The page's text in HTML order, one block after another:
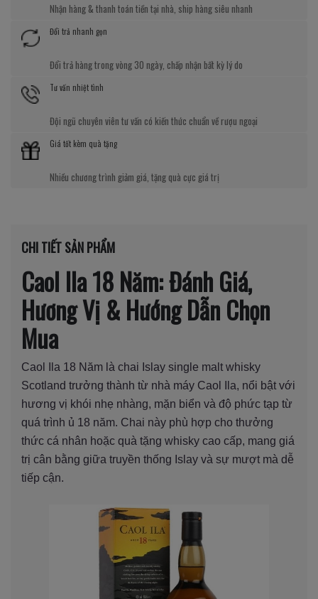
Nhận hàng & thanh toán tiền tại nhà, ship hàng siêu nhanh
Đổi trả nhanh gọn
Đổi trả hàng trong vòng 30 ngày, chấp nhận bất kỳ lý do
Tư vấn nhiệt tình
Đội ngũ chuyên viên tư vấn có kiến thức chuẩn về rượu ngoại
Giá tốt kèm quà tặng
Nhiều chương trình giảm giá, tặng quà cực giá trị
CHI TIẾT SẢN PHẨM
Caol Ila 18 Năm: Đánh Giá,
Hương Vị & Hướng Dẫn Chọn
Mua
Caol Ila 18 Năm là chai Islay single malt whisky
Scotland trưởng thành từ nhà máy Caol Ila, nổi bật với
hương vị khói nhẹ nhàng, mặn biển và độ phức tạp từ
quá trình ủ 18 năm. Chai này phù hợp cho thưởng
thức cá nhân hoặc quà tặng whisky cao cấp, mang giá
trị cân bằng giữa truyền thống Islay và sự mượt mà dễ
tiếp cận.